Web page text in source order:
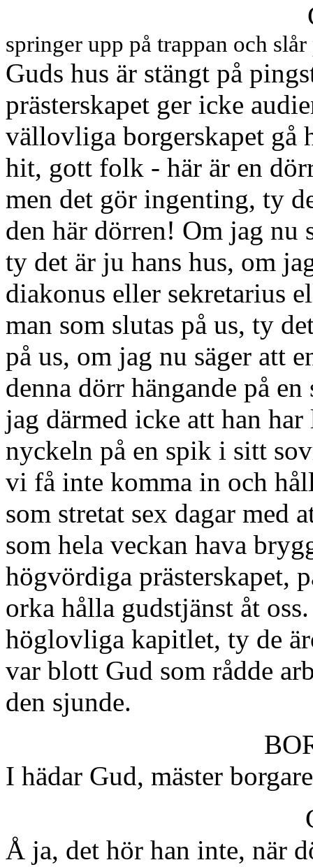
springer upp på trappan och
Guds hus är stängt på
prästerskapet ger icke
vällovliga borgerskapet gå
hit, gott folk - här är en
men det gör ingenting, ty
den här dörren! Om jag nu
ty det är ju hans hus, om
diakonus eller sekretarius
man som slutas på us, ty
på us, om jag nu säger att
denna dörr hängande på
jag därmed icke att han
nyckeln på en spik i sitt
vi få inte komma in och
som stretat sex dagar med
som hela veckan hava
högvördiga prästerskapet,
orka hålla gudstjänst åt
höglovliga kapitlet, ty de
var blott Gud som rådde
den sjunde.
I hädar Gud, mäster
Å ja, det hör han inte, när